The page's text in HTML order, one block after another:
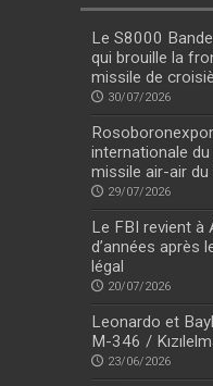
Le S8000
qui brouille la
missile de
30/07/2026
internationale
missile air-air
29/07/2026
Le FBI revient à
d’années après
légal
20/07/2026
Leonardo et
M-346 /
23/06/2026